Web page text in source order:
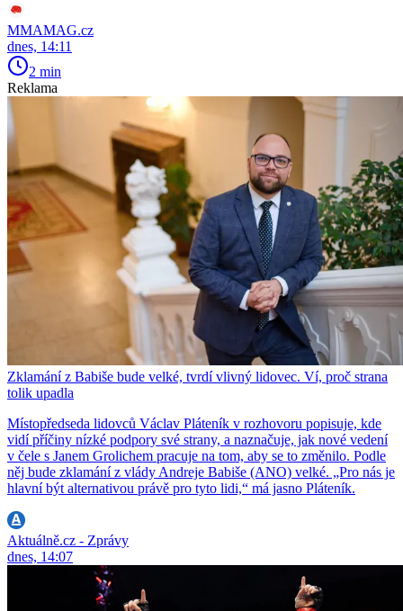
MMAMAG.cz
dnes, 14:11
2 min
Reklama
Zklamání z Babiše bude velké, tvrdí vlivný lidovec. Ví, proč strana
tolik upadla
Místopředseda lidovců Václav Pláteník v rozhovoru popisuje, kde
vidí příčiny nízké podpory své strany, a naznačuje, jak nové vedení
v čele s Janem Grolichem pracuje na tom, aby se to změnilo. Podle
něj bude zklamání z vlády Andreje Babiše (ANO) velké. „Pro nás je
hlavní být alternativou právě pro tyto lidi,“ má jasno Pláteník.
Aktuálně.cz - Zprávy
dnes, 14:07